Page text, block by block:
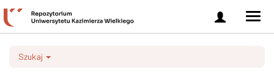
Zaloguj
się
Szukaj